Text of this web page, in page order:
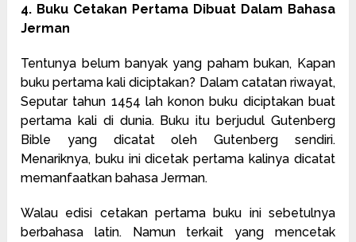
4. Buku Cetakan Pertama Dibuat Dalam Bahasa
Jerman
Tentunya belum banyak yang paham bukan, Kapan
buku pertama kali diciptakan? Dalam catatan riwayat,
Seputar tahun 1454 lah konon buku diciptakan buat
pertama kali di dunia. Buku itu berjudul Gutenberg
Bible yang dicatat oleh Gutenberg sendiri.
Menariknya, buku ini dicetak pertama kalinya dicatat
memanfaatkan bahasa Jerman.
Walau edisi cetakan pertama buku ini sebetulnya
berbahasa latin. Namun terkait yang mencetak